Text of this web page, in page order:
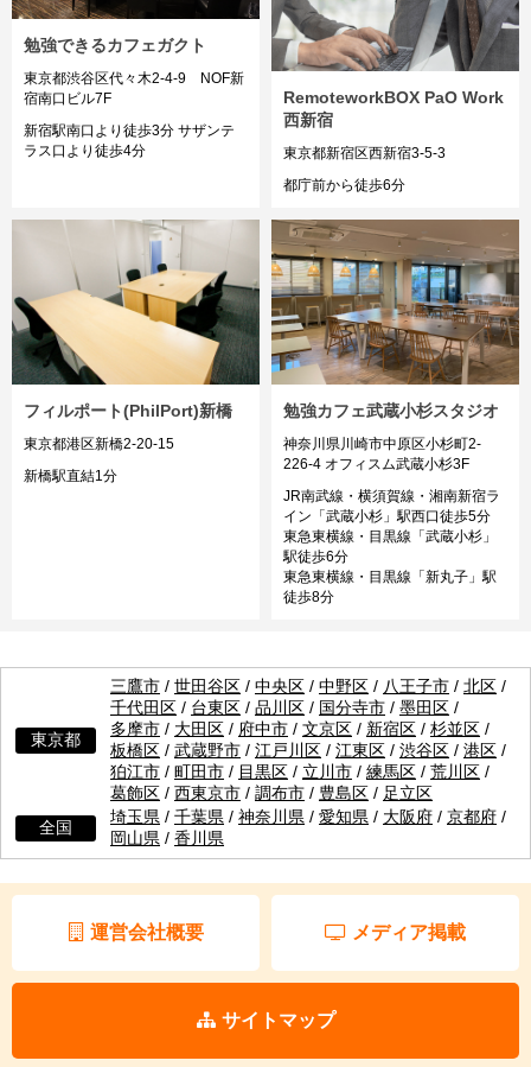
勉強できるカフェガクト
東京都渋谷区代々木2-4-9 NOF新
宿南口ビル7F
新宿駅南口より徒歩3分 サザンテ
ラス口より徒歩4分
RemoteworkBOX PaO Work
西新宿
東京都新宿区西新宿3-5-3
都庁前から徒歩6分
フィルポート(PhilPort)新橋
東京都港区新橋2-20-15
新橋駅直結1分
勉強カフェ武蔵小杉スタジオ
神奈川県川崎市中原区小杉町2-
226-4 オフィスム武蔵小杉3F
JR南武線・横須賀線・湘南新宿ラ
イン「武蔵小杉」駅西口徒歩5分
東急東横線・目黒線「武蔵小杉」
駅徒歩6分
東急東横線・目黒線「新丸子」駅
徒歩8分
東京都
三鷹市 / 世田谷区 / 中央区 / 中野区 / 八王子市 / 北区 /
千代田区 / 台東区 / 品川区 / 国分寺市 / 墨田区 /
多摩市 / 大田区 / 府中市 / 文京区 / 新宿区 / 杉並区 /
板橋区 / 武蔵野市 / 江戸川区 / 江東区 / 渋谷区 / 港区 /
狛江市 / 町田市 / 目黒区 / 立川市 / 練馬区 / 荒川区 /
葛飾区 / 西東京市 / 調布市 / 豊島区 / 足立区
全国
埼玉県 / 千葉県 / 神奈川県 / 愛知県 / 大阪府 / 京都府 /
岡山県 / 香川県
運営会社概要 メディア掲載
サイトマップ